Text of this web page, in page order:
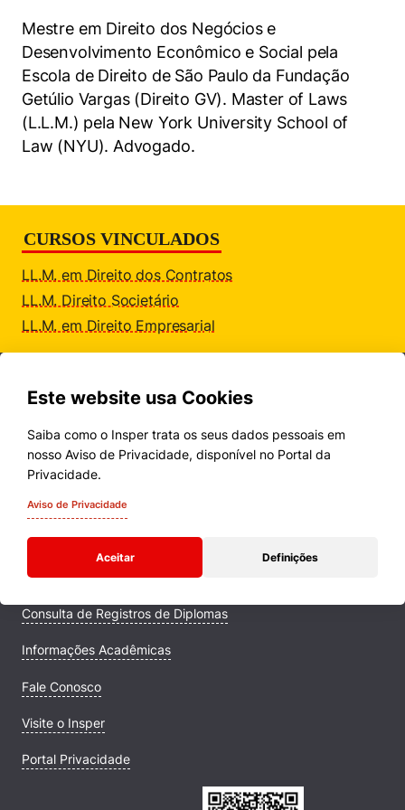
Sustentabilidade
Tecnologia e Dados
Mestre em Direito dos Negócios e
Desenvolvimento Econômico e Social pela
Escola de Direito de São Paulo da Fundação
Getúlio Vargas (Direito GV). Master of Laws
(L.L.M.) pela New York University School of
Law (NYU). Advogado.
CURSOS VINCULADOS
LL.M. em Direito dos Contratos
LL.M. Direito Societário
LL.M. em Direito Empresarial
Este website usa Cookies
Saiba como o Insper trata os seus dados pessoais em
nosso Aviso de Privacidade, disponível no Portal da
Privacidade.
Aviso de Privacidade
Aceitar Definições
Cookies de preferências de usuário
Cursos
Quem Somos
Comunidade Transforme
Campus
Consulta de Registros de Diplomas
Informações Acadêmicas
Fale Conosco
Visite o Insper
Portal Privacidade